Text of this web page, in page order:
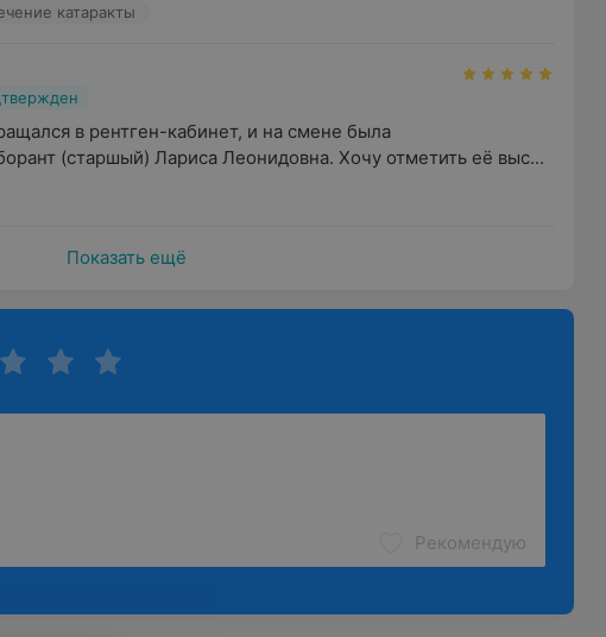
катаракты
в рентген-кабинет, и на смене была
(старшый) Лариса Леонидовна. Хочу отметить её выс...
Показать ещё
Рекомендую